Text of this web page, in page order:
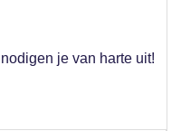
je van harte uit!